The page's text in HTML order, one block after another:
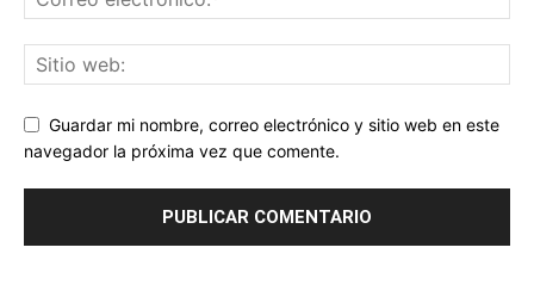
Guardar mi nombre, correo electrónico y sitio web en este
navegador la próxima vez que comente.